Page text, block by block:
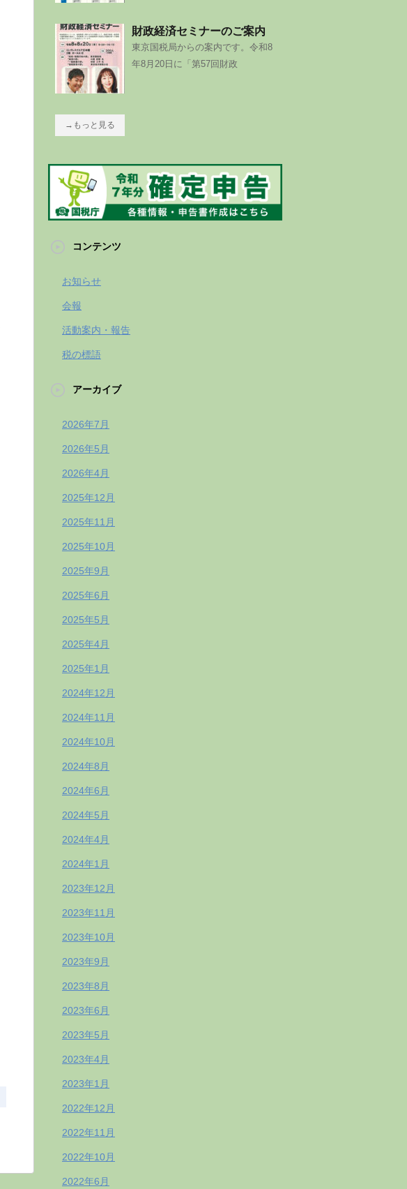
財政経済セミナーのご案内
東京国税局からの案内です。令和8
年8月20日に「第57回財政
→もっと見る
コンテンツ
お知らせ
会報
活動案内・報告
税の標語
アーカイブ
2026年7月
2026年5月
2026年4月
2025年12月
2025年11月
2025年10月
2025年9月
2025年6月
2025年5月
2025年4月
2025年1月
2024年12月
2024年11月
2024年10月
2024年8月
2024年6月
2024年5月
2024年4月
2024年1月
2023年12月
2023年11月
2023年10月
2023年9月
2023年8月
2023年6月
2023年5月
2023年4月
2023年1月
2022年12月
2022年11月
2022年10月
2022年6月